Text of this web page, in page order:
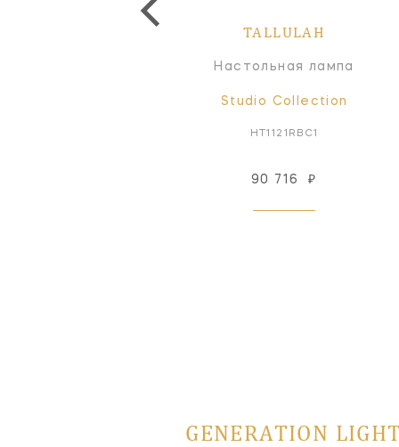
TALLULAH
Настольная лампа
Studio Collection
HT1121RBC1
90 716 ₽
GENERATION